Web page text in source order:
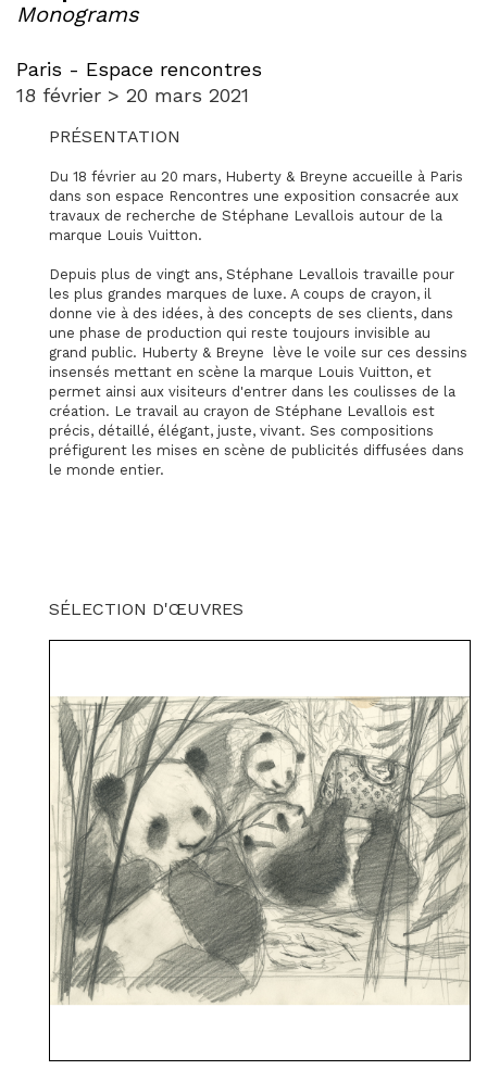
Monograms
Paris - Espace rencontres
18 février > 20 mars 2021
PRÉSENTATION
Du 18 février au 20 mars, Huberty & Breyne accueille à Paris
dans son espace Rencontres une exposition consacrée aux
travaux de recherche de Stéphane Levallois autour de la
marque Louis Vuitton.
Depuis plus de vingt ans, Stéphane Levallois travaille pour
les plus grandes marques de luxe. A coups de crayon, il
donne vie à des idées, à des concepts de ses clients, dans
une phase de production qui reste toujours invisible au
grand public. Huberty & Breyne lève le voile sur ces dessins
insensés mettant en scène la marque Louis Vuitton, et
permet ainsi aux visiteurs d'entrer dans les coulisses de la
création. Le travail au crayon de Stéphane Levallois est
précis, détaillé, élégant, juste, vivant. Ses compositions
préfigurent les mises en scène de publicités diffusées dans
le monde entier.
SÉLECTION D'ŒUVRES